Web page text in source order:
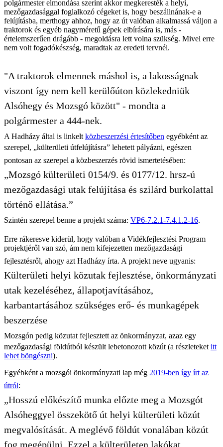
polgármester elmondása szerint akkor megkeresték a helyi,
mezőgazdasággal foglalkozó cégeket is, hogy beszállnának-e a
felújításba, merthogy ahhoz, hogy az út valóban alkalmassá váljon a
traktorok és egyéb nagyméretű gépek elbírására is, más -
értelemszerűen drágább - megoldásra lett volna szükség. Mivel erre
nem volt fogadókészség, maradtak az eredeti tervnél.
"A traktorok elmennek máshol is, a lakosságnak
viszont így nem kell kerülőúton közlekedniük
Alsóhegy és Mozsgó között" - mondta a
polgármester a 444-nek.
A Hadházy által is linkelt közbeszerzési értesítőben egyébként az
szerepel, „külterületi útfelújításra” lehetett pályázni, egészen
pontosan az szerepel a közbeszerzés rövid ismertetésében:
„Mozsgó külterületi 0154/9. és 0177/12. hrsz-ú
mezőgazdasági utak felújítása és szilárd burkolattal
történő ellátása.”
Szintén szerepel benne a projekt száma: VP6-7.2.1-7.4.1.2-16.
Erre rákeresve kiderül, hogy valóban a Vidékfejlesztési Program
projektjéről van szó, ám nem kifejezetten mezőgazdasági
fejlesztésről, ahogy azt Hadházy írta. A projekt neve ugyanis:
Külterületi helyi közutak fejlesztése, önkormányzati
utak kezeléséhez, állapotjavításához,
karbantartásához szükséges erő- és munkagépek
beszerzése
Mozsgón pedig közutat fejlesztett az önkormányzat, azaz egy
mezőgazdasági földútból készült lebetonozott közút (a részleteket itt
lehet böngészni).
Egyébként a mozsgói önkormányzati lap még 2019-ben így írt az
útról:
„Hosszú előkészítő munka előzte meg a Mozsgót
Alsóheggyel összekötő út helyi külterületi közút
megvalósítását. A meglévő földút vonalában közút
fog megépülni. Ezzel a külterületen lakókat